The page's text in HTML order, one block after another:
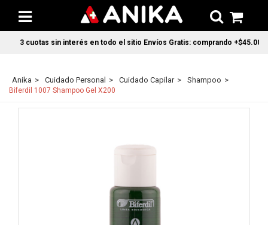
3 cuotas sin interés en todo el sitio Envíos Gratis: comprando +$45.000 en
Anika Cuidado Personal Cuidado Capilar Shampoo
Biferdil 1007 Shampoo Gel X200